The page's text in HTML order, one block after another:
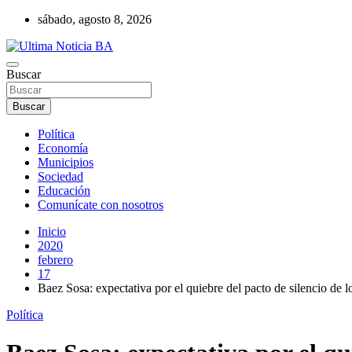
Saltar
contenido
sábado, agosto 8, 2026
Ultima Noticia BA
Últimas noticias de la provincia de Buenos Aires y del partido de La
Buscar
Buscar
Política
Economía
Municipios
Sociedad
Educación
Comunícate con nosotros
Inicio
2020
febrero
17
Baez Sosa: expectativa por el quiebre del pacto de silencio de
Política